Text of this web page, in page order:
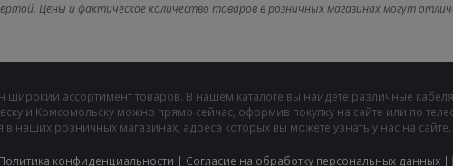
Цены и фактическое количество товаров в розничных магазинах могут
ассортимент товаров. В нашем каталоге вы найдете различные
и Комсомольску можно прямо сейчас, оформив покупку на сайте или по
наших розничных магазинах, адреса которых вы можете узнать у нас на сайте.
Политика конфиденциальности | Cогласие на обработку персональных данных |